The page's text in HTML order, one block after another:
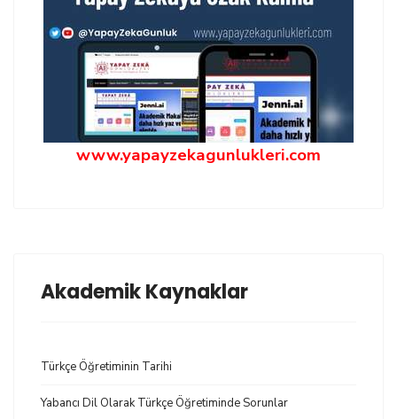
www.yapayzekagunlukleri.com
Akademik Kaynaklar
Türkçe Öğretiminin Tarihi
Yabancı Dil Olarak Türkçe Öğretiminde Sorunlar